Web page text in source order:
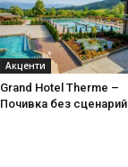
Акценти
Grand Hotel Therme –
Почивка без сценарий